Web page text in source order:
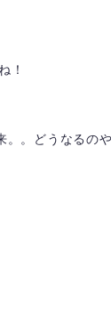
！
。どうなるのや